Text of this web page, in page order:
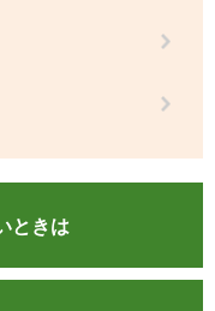
ときは